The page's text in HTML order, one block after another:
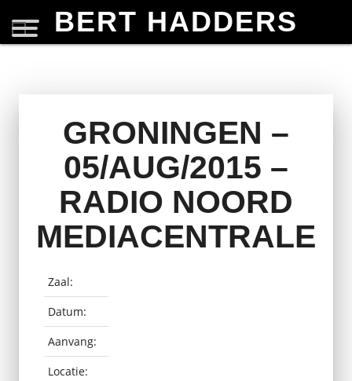
BERT HADDERS
GRONINGEN –
05/AUG/2015 –
RADIO NOORD
MEDIACENTRALE
Zaal:
Datum:
Aanvang:
Locatie: